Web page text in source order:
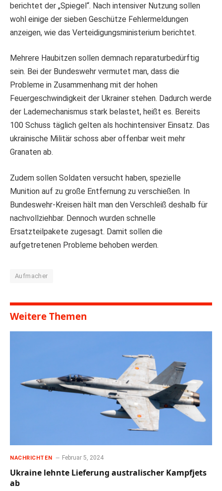
berichtet der „Spiegel“. Nach intensiver Nutzung sollen
wohl einige der sieben Geschütze Fehlermeldungen
anzeigen, wie das Verteidigungsministerium berichtet.
Mehrere Haubitzen sollen demnach reparaturbedürftig
sein. Bei der Bundeswehr vermutet man, dass die
Probleme in Zusammenhang mit der hohen
Feuergeschwindigkeit der Ukrainer stehen. Dadurch werde
der Lademechanismus stark belastet, heißt es. Bereits
100 Schuss täglich gelten als hochintensiver Einsatz. Das
ukrainische Militär schoss aber offenbar weit mehr
Granaten ab.
Zudem sollen Soldaten versucht haben, spezielle
Munition auf zu große Entfernung zu verschießen. In
Bundeswehr-Kreisen hält man den Verschleiß deshalb für
nachvollziehbar. Dennoch wurden schnelle
Ersatzteilpakete zugesagt. Damit sollen die
aufgetretenen Probleme behoben werden.
Aufmacher
Weitere Themen
NACHRICHTEN Februar 5, 2024
Ukraine lehnte Lieferung australischer Kampfjets
ab